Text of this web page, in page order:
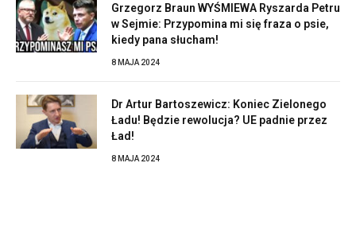
Grzegorz Braun WYŚMIEWA Ryszarda Petru
w Sejmie: Przypomina mi się fraza o psie,
kiedy pana słucham!
8 MAJA 2024
Dr Artur Bartoszewicz: Koniec Zielonego
Ładu! Będzie rewolucja? UE padnie przez
Ład!
8 MAJA 2024